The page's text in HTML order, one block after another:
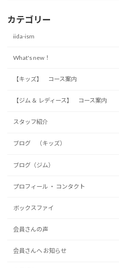
カテゴリー
iida-ism
What's new！
【キッズ】 コース案内
【ジム ＆ レディース】 コース案内
スタッフ紹介
ブログ （キッズ）
ブログ（ジム）
プロフィール ・ コンタクト
ボックスファイ
会員さんの声
会員さんへ お知らせ